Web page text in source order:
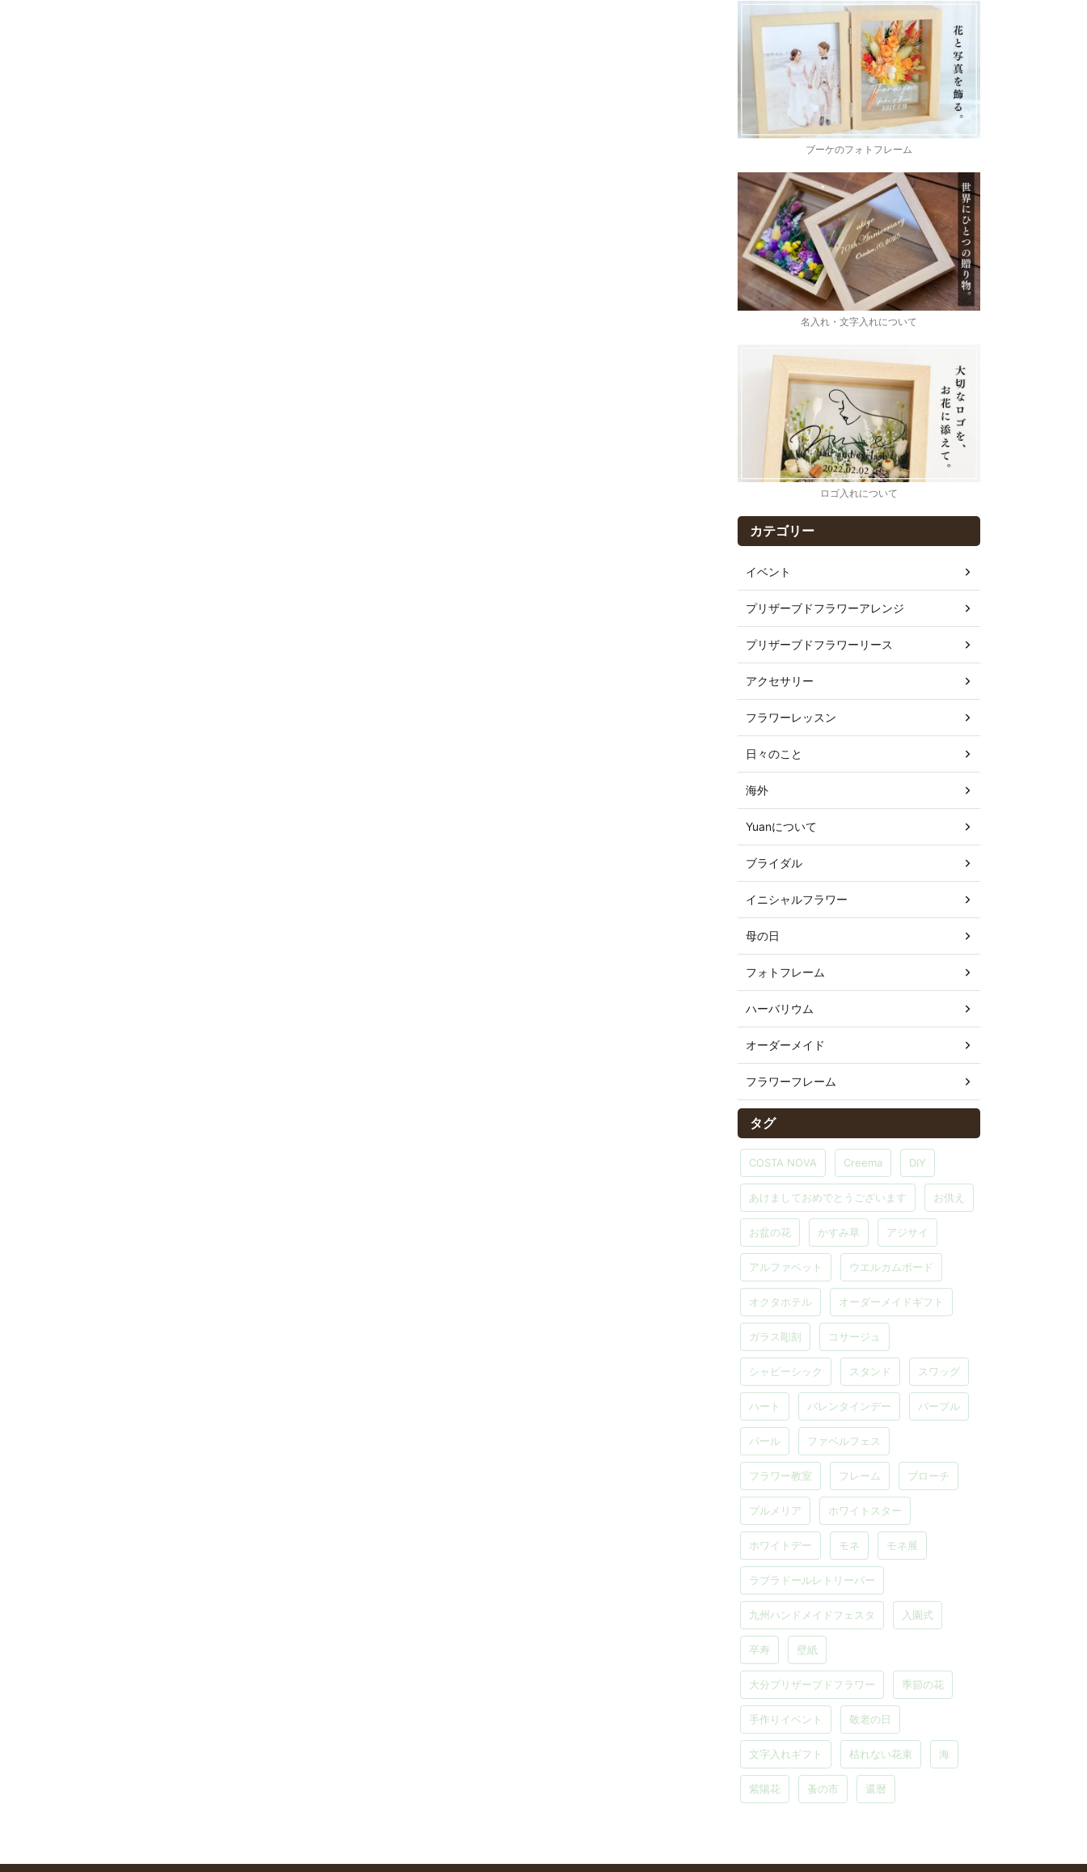
ブーケのフォトフレーム
名入れ・文字入れについて
ロゴ入れについて
カテゴリー
イベント
プリザーブドフラワーアレンジ
プリザーブドフラワーリース
アクセサリー
フラワーレッスン
日々のこと
海外
Yuanについて
ブライダル
イニシャルフラワー
母の日
フォトフレーム
ハーバリウム
オーダーメイド
フラワーフレーム
タグ
COSTA NOVA Creema DIY
あけましておめでとうございます お供え
お盆の花 かすみ草 アジサイ
アルファベット ウエルカムボード
オクタホテル オーダーメイドギフト
ガラス彫刻 コサージュ
シャビーシック スタンド スワッグ
ハート バレンタインデー パープル
パール ファベルフェス
フラワー教室 フレーム ブローチ
プルメリア ホワイトスター
ホワイトデー モネ モネ展
ラブラドールレトリーバー
九州ハンドメイドフェスタ 入園式
卒寿 壁紙
大分プリザーブドフラワー 季節の花
手作りイベント 敬老の日
文字入れギフト 枯れない花束 海
紫陽花 蚤の市 還暦